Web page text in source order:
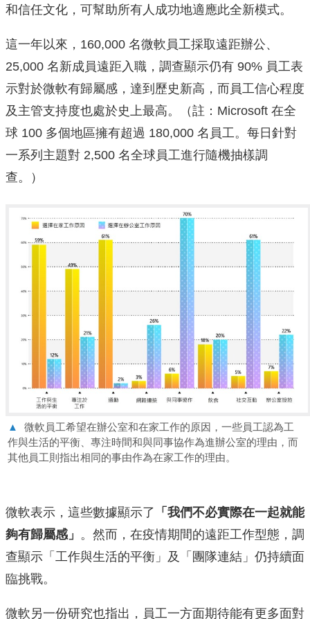
和信任文化，可幫助所有人成功地適應此全新模式。
這一年以來，160,000 名微軟員工採取遠距辦公、
25,000 名新成員遠距入職，調查顯示仍有 90% 員工表
示對於微軟有歸屬感，達到歷史新高，而員工信心程度
及主管支持度也處於史上最高。（註：Microsoft 在全
球 100 多個地區擁有超過 180,000 名員工。每日針對
一系列主題對 2,500 名全球員工進行隨機抽樣調
查。）
▲
微軟員工希望在辦公室和在家工作的原因，一些員工認為工
作與生活的平衡、專注時間和與同事協作為進辦公室的理由，而
其他員工則指出相同的事由作為在家工作的理由。
微軟表示，這些數據顯示了 「我們不必實際在一起就能
夠有歸屬感」 。然而，在疫情期間的遠距工作型態，調
查顯示「工作與生活的平衡」及「團隊連結」仍持續面
臨挑戰。
微軟另一份研究也指出，員工一方面期待能有更多面對